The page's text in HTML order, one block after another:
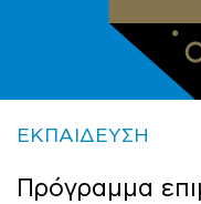
ΕΚΠΑΙΔΕΥΣΗ
Πρόγραμμα